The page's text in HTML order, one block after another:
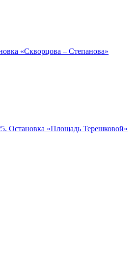
«Скворцова – Степанова»
Остановка «Площадь Терешковой»